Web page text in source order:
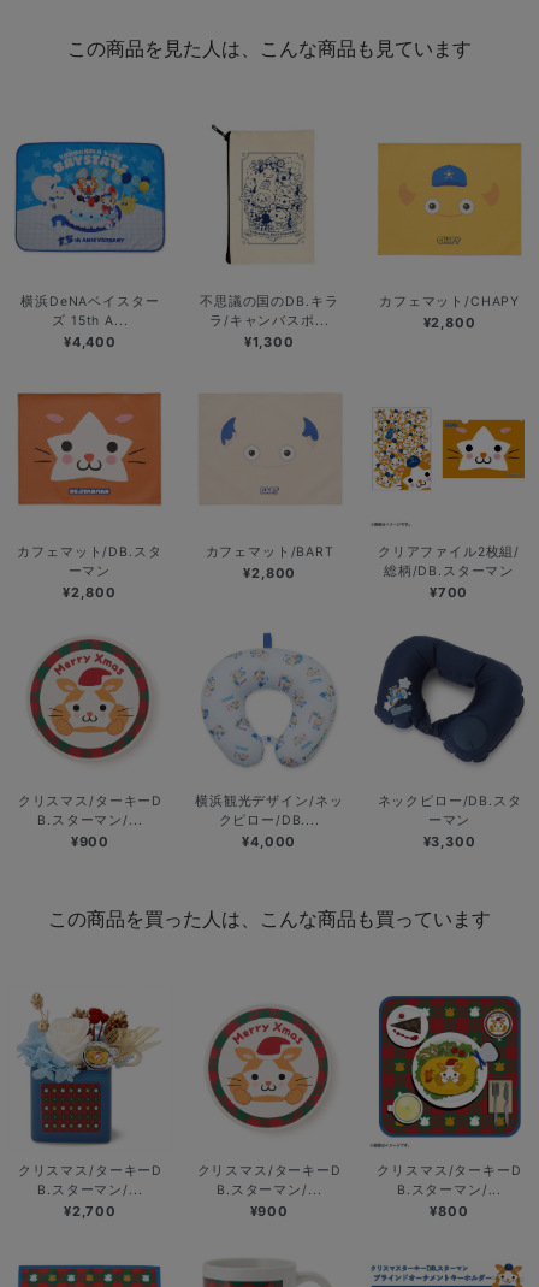
この商品を見た人は、こんな商品も見ています
横浜DeNAベイスター
ズ 15th A...
¥4,400
不思議の国のDB.キラ
ラ/キャンバスポ...
¥1,300
カフェマット/CHAPY
¥2,800
カフェマット/DB.スタ
ーマン
¥2,800
カフェマット/BART
¥2,800
クリアファイル2枚組/
総柄/DB.スターマン
¥700
クリスマス/ターキーD
B.スターマン/...
¥900
横浜観光デザイン/ネッ
クピロー/DB....
¥4,000
ネックピロー/DB.スタ
ーマン
¥3,300
この商品を買った人は、こんな商品も買っています
クリスマス/ターキーD
B.スターマン/...
¥2,700
クリスマス/ターキーD
B.スターマン/...
¥900
クリスマス/ターキーD
B.スターマン/...
¥800